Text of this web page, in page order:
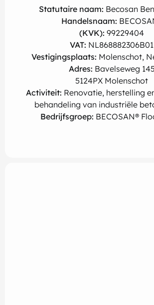
Statutaire naam: Becosan
Handelsnaam:
(KVK): 99229404
VAT: NL868882306B01
Vestigingsplaats: Molenschot,
Adres: Bavelseweg 145
5124PX Molenschot
Activiteit: Renovatie, herstelling
behandeling van industriële
Bedrijfsgroep: BECOSAN®